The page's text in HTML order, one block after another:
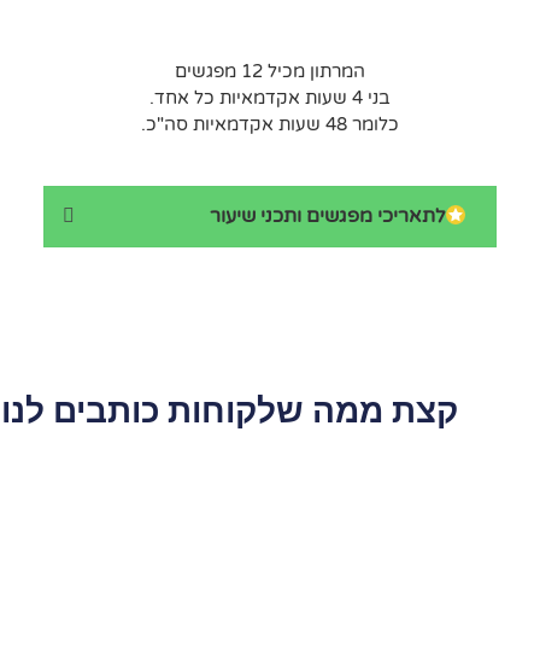
המרתון מכיל 12 מפגשים
בני 4 שעות אקדמאיות כל אחד.
כלומר 48 שעות אקדמאיות סה"כ.
לתאריכי מפגשים ותכני שיעור
קצת ממה שלקוחות כותבים לנו